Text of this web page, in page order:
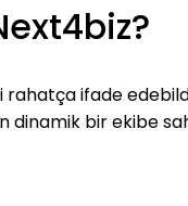
rahatça ifade
dinamik bir ekibe